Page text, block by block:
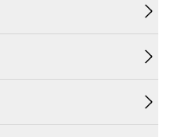
pour des cheveux
plus souples.